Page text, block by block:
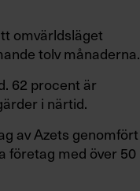
omvärldsläget
tolv månaderna.
62 procent är
i närtid.
av Azets genomfört
företag med över 50